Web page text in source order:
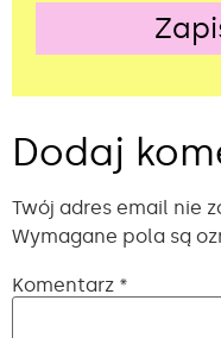
Dodaj
Twój adres email nie
Wymagane pola są
Komentarz *